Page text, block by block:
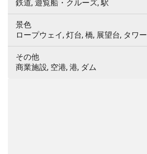
鉄道, 遊覧船・クルーズ, 駅
景色
ロープウェイ, 灯台, 橋, 展望台, タワー
その他
商業施設, 空港, 港, ダム